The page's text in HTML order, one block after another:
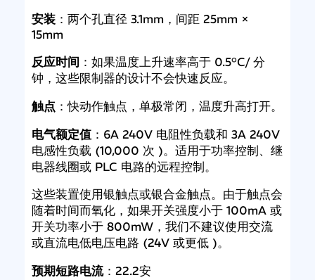
安装：两个孔直径 3.1mm，间距 25mm ×
15mm
反应时间 ：如果温度上升速率高于 0.5°C/ 分
钟，这些限制器的设计不会快速反应。
触点 ：快动作触点，单极常闭，温度升高打开。
电气额定值：6A 240V 电阻性负载和 3A 240V
电感性负载 (10,000 次 )。适用于功率控制、继
电器线圈或 PLC 电路的远程控制。
这些装置使用银触点或银合金触点。由于触点会
随着时间而氧化，如果开关强度小于 100mA 或
开关功率小于 800mW，我们不建议使用交流
或直流电低电压电路 (24V 或更低 )。
预期短路电流：22.2安